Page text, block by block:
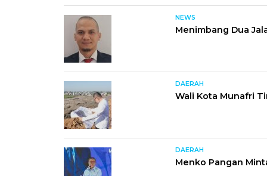
NEWS
Menimbang Dua
DAERAH
Wali Kota Munafri
DAERAH
Menko Pangan